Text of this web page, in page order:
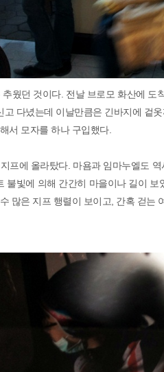
웠던 것이다. 전날 브로모 화산에
다녔는데 이날만큼은 긴바지에 겉
서 모자를 하나 구입했다.
프에 올라탔다. 마욤과 임마누엘도
불빛에 의해 간간히 마을이나 길이
많은 지프 행렬이 보이고, 간혹 걷는